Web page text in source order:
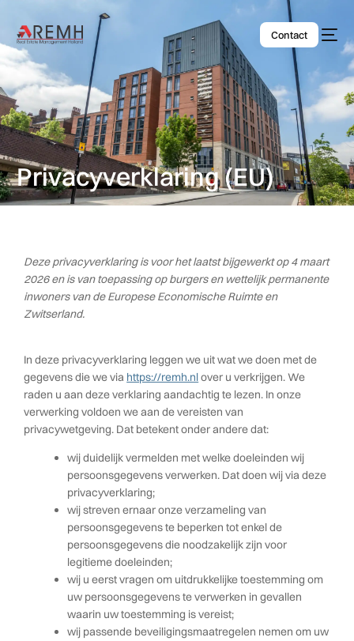
Contact
Privacyverklaring (EU)
Deze privacyverklaring is voor het laatst bijgewerkt op 4 maart
2026 en is van toepassing op burgers en wettelijk permanente
inwoners van de Europese Economische Ruimte en
Zwitserland.
In deze privacyverklaring leggen we uit wat we doen met de
gegevens die we via https://remh.nlover u verkrijgen. We
raden u aan deze verklaring aandachtig te lezen. In onze
verwerking voldoen we aan de vereisten van
privacywetgeving. Dat betekent onder andere dat:
wij duidelijk vermelden met welke doeleinden wij
persoonsgegevens verwerken. Dat doen wij via deze
privacyverklaring;
wij streven ernaar onze verzameling van
persoonsgegevens te beperken tot enkel de
persoonsgegevens die noodzakelijk zijn voor
legitieme doeleinden;
wij u eerst vragen om uitdrukkelijke toestemming om
uw persoonsgegevens te verwerken in gevallen
waarin uw toestemming is vereist;
wij passende beveiligingsmaatregelen nemen om uw